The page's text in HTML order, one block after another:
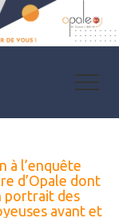
à l’enquête
d’Opale dont
portrait des
avant et